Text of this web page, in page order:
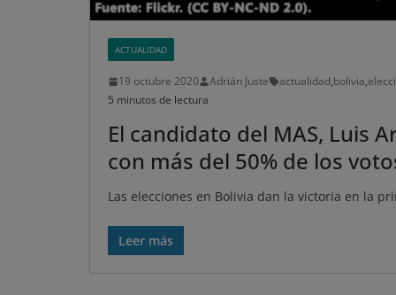
ACTUALIDAD
19 octubre 2020 Adrián Juste actualidad,bolivia,
5 minutos de lectura
El candidato del MAS, Luis
con más del 50% de los
Las elecciones en Bolivia dan la victoria en la
Leer más